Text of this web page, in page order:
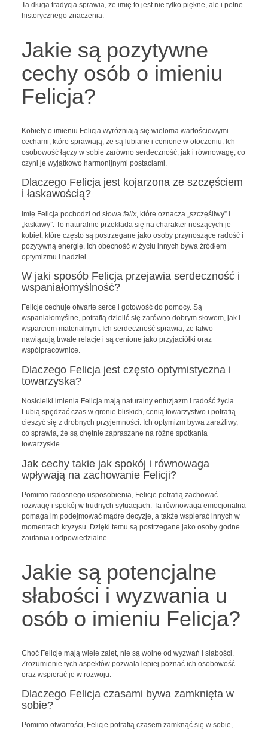
Ta długa tradycja sprawia, że imię to jest nie tylko piękne, ale i pełne
historycznego znaczenia.
Jakie są pozytywne
cechy osób o imieniu
Felicja?
Kobiety o imieniu Felicja wyróżniają się wieloma wartościowymi
cechami, które sprawiają, że są lubiane i cenione w otoczeniu. Ich
osobowość łączy w sobie zarówno serdeczność, jak i równowagę, co
czyni je wyjątkowo harmonijnymi postaciami.
Dlaczego Felicja jest kojarzona ze szczęściem
i łaskawością?
Imię Felicja pochodzi od słowa felix, które oznacza „szczęśliwy” i
„łaskawy”. To naturalnie przekłada się na charakter noszących je
kobiet, które często są postrzegane jako osoby przynoszące radość i
pozytywną energię. Ich obecność w życiu innych bywa źródłem
optymizmu i nadziei.
W jaki sposób Felicja przejawia serdeczność i
wspaniałomyślność?
Felicje cechuje otwarte serce i gotowość do pomocy. Są
wspaniałomyślne, potrafią dzielić się zarówno dobrym słowem, jak i
wsparciem materialnym. Ich serdeczność sprawia, że łatwo
nawiązują trwałe relacje i są cenione jako przyjaciółki oraz
współpracownice.
Dlaczego Felicja jest często optymistyczna i
towarzyska?
Nosicielki imienia Felicja mają naturalny entuzjazm i radość życia.
Lubią spędzać czas w gronie bliskich, cenią towarzystwo i potrafią
cieszyć się z drobnych przyjemności. Ich optymizm bywa zaraźliwy,
co sprawia, że są chętnie zapraszane na różne spotkania
towarzyskie.
Jak cechy takie jak spokój i równowaga
wpływają na zachowanie Felicji?
Pomimo radosnego usposobienia, Felicje potrafią zachować
rozwagę i spokój w trudnych sytuacjach. Ta równowaga emocjonalna
pomaga im podejmować mądre decyzje, a także wspierać innych w
momentach kryzysu. Dzięki temu są postrzegane jako osoby godne
zaufania i odpowiedzialne.
Jakie są potencjalne
słabości i wyzwania u
osób o imieniu Felicja?
Choć Felicje mają wiele zalet, nie są wolne od wyzwań i słabości.
Zrozumienie tych aspektów pozwala lepiej poznać ich osobowość
oraz wspierać je w rozwoju.
Dlaczego Felicja czasami bywa zamknięta w
sobie?
Pomimo otwartości, Felicje potrafią czasem zamknąć się w sobie,